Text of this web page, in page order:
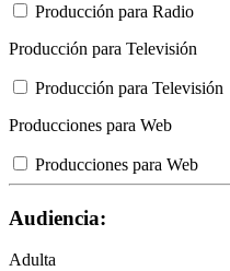
Producción para Radio
Producción para Televisión
Producción para Televisión
Producciones para Web
Producciones para Web
Audiencia:
Adulta